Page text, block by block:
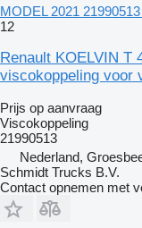
MODEL 2021
12
Renault KOELVIN T
viscokoppeling voor
Prijs op aanvraag
Viscokoppeling
21990513
Nederland,
Schmidt Trucks B.V.
Contact opnemen met